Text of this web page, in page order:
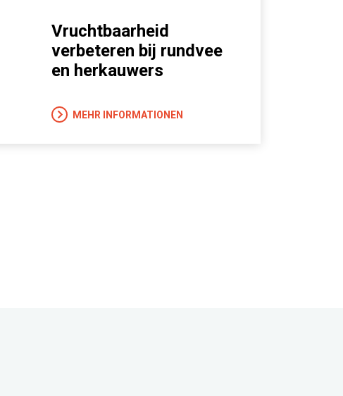
Vruchtbaarheid
verbeteren bij rundvee
en herkauwers
MEHR INFORMATIONEN